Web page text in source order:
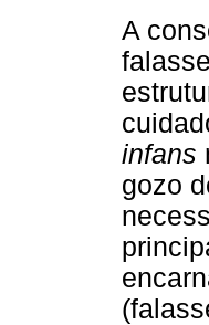
A
infans
gozo